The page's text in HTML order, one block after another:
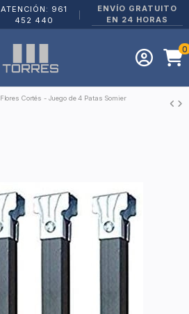
ATENCIÓN: 961
452 440
ENVÍO GRATUITO
EN 24 HORAS
0
Flores Cortés - Juego de 4 Patas Somier